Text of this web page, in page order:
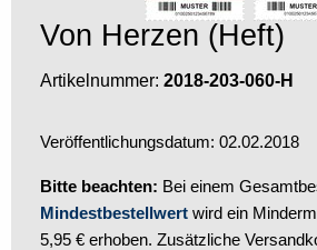
Von Herzen (Heft)
Artikelnummer: 2018-203-060-H
Veröffentlichungsdatum: 02.02.2018
Bitte beachten: Bei einem
Mindestbestellwert wird ein
5,95 € erhoben. Zusätzliche